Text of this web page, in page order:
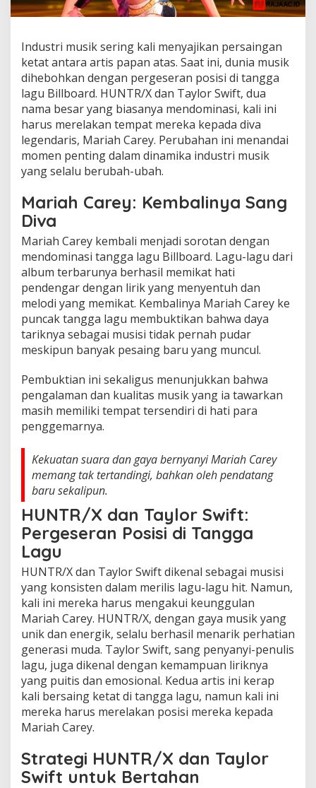
Industri musik sering kali menyajikan persaingan
ketat antara artis papan atas. Saat ini, dunia musik
dihebohkan dengan pergeseran posisi di tangga
lagu Billboard. HUNTR/X dan Taylor Swift, dua
nama besar yang biasanya mendominasi, kali ini
harus merelakan tempat mereka kepada diva
legendaris, Mariah Carey. Perubahan ini menandai
momen penting dalam dinamika industri musik
yang selalu berubah-ubah.
Mariah Carey: Kembalinya Sang
Diva
Mariah Carey kembali menjadi sorotan dengan
mendominasi tangga lagu Billboard. Lagu-lagu dari
album terbarunya berhasil memikat hati
pendengar dengan lirik yang menyentuh dan
melodi yang memikat. Kembalinya Mariah Carey ke
puncak tangga lagu membuktikan bahwa daya
tariknya sebagai musisi tidak pernah pudar
meskipun banyak pesaing baru yang muncul.
Pembuktian ini sekaligus menunjukkan bahwa
pengalaman dan kualitas musik yang ia tawarkan
masih memiliki tempat tersendiri di hati para
penggemarnya.
Kekuatan suara dan gaya bernyanyi Mariah Carey
memang tak tertandingi, bahkan oleh pendatang
baru sekalipun.
HUNTR/X dan Taylor Swift:
Pergeseran Posisi di Tangga
Lagu
HUNTR/X dan Taylor Swift dikenal sebagai musisi
yang konsisten dalam merilis lagu-lagu hit. Namun,
kali ini mereka harus mengakui keunggulan
Mariah Carey. HUNTR/X, dengan gaya musik yang
unik dan energik, selalu berhasil menarik perhatian
generasi muda. Taylor Swift, sang penyanyi-penulis
lagu, juga dikenal dengan kemampuan liriknya
yang puitis dan emosional. Kedua artis ini kerap
kali bersaing ketat di tangga lagu, namun kali ini
mereka harus merelakan posisi mereka kepada
Mariah Carey.
Strategi HUNTR/X dan Taylor
Swift untuk Bertahan